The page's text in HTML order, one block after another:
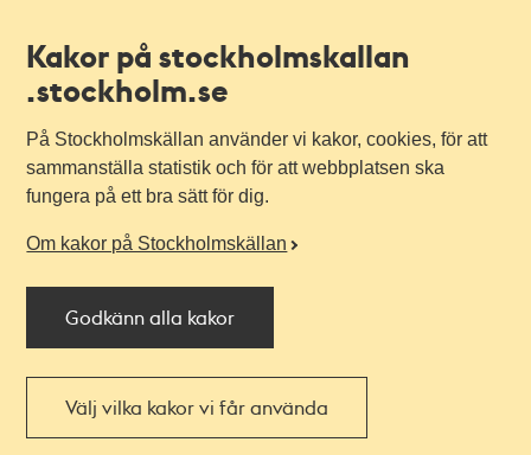
Kakor på stockholmskallan
.stockholm.se
På Stockholmskällan använder vi kakor, cookies, för att
sammanställa statistik och för att webbplatsen ska
fungera på ett bra sätt för dig.
Om kakor på Stockholmskällan
Godkänn alla kakor
Välj vilka kakor vi får använda